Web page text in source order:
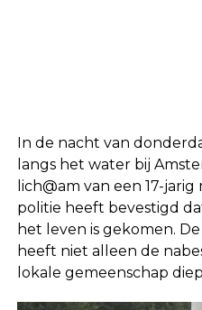
In de nacht van
langs het water bij
lich@am van een 17-
politie heeft bevestigd
het leven is gekomen.
heeft niet alleen de
lokale gemeenschap